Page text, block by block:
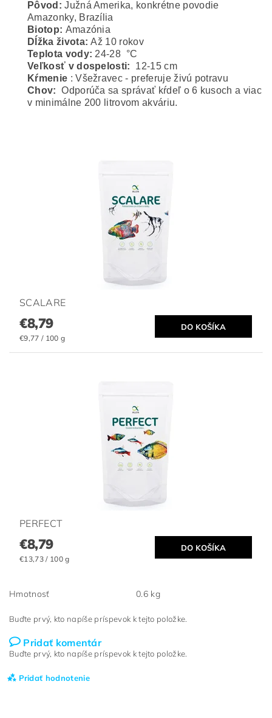
Pôvod:Južná Amerika, konkrétne povodie
Amazonky, Brazília
Biotop: Amazónia
Dĺžka života: Až 10 rokov
Teplota vody: 24-28 °C
Veľkosť v dospelosti:
12-15 cm
Kŕmenie : Všežravec - preferuje živú potravu
Chov: Odporúča sa správať kŕdeľ o 6 kusoch a viac
v minimálne 200 litrovom akváriu.
SCALARE
€8,79
€9,77 / 100 g
PERFECT
€8,79
€13,73 / 100 g
Hmotnosť 0.6 kg
Buďte prvý, kto napíše príspevok k tejto položke.
Pridať komentár
Buďte prvý, kto napíše príspevok k tejto položke.
Pridať hodnotenie